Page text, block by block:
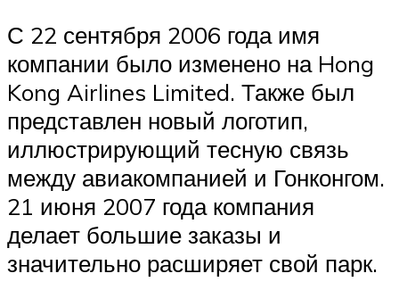
С 22 сентября 2006 года имя
компании было изменено на Hong
Kong Airlines Limited. Также был
представлен новый логотип,
иллюстрирующий тесную связь
между авиакомпанией и Гонконгом.
21 июня 2007 года компания
делает большие заказы и
значительно расширяет свой парк.